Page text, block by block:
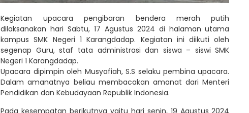
Kegiatan upacara pengibaran bendera merah putih
dilaksanakan hari Sabtu, 17 Agustus 2024 di halaman utama
kampus SMK Negeri 1 Karangdadap. Kegiatan ini diikuti oleh
segenap Guru, staf tata administrasi dan siswa – siswi SMK
Negeri 1 Karangdadap.
Upacara dipimpin oleh Musyafiah, S.S selaku pembina upacara.
Dalam amanatnya beliau membacakan amanat dari Menteri
Pendidikan dan Kebudayaan Republik Indonesia.